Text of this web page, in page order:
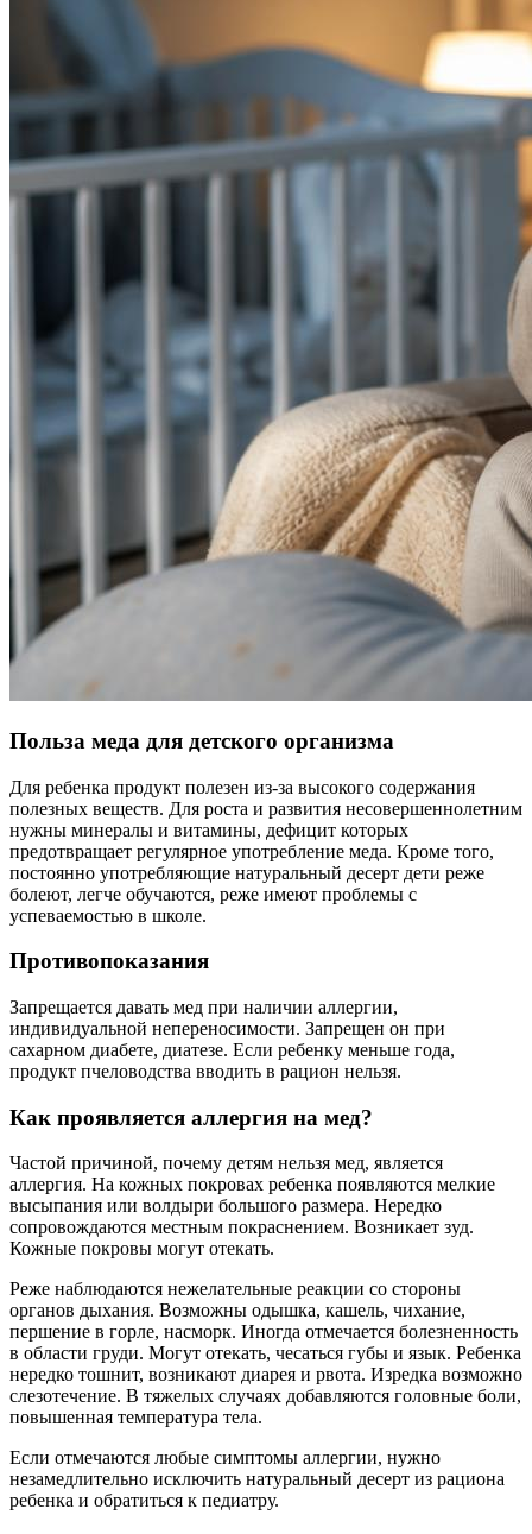
Польза меда для детского организма
Для ребенка продукт полезен из-за высокого содержания
полезных веществ. Для роста и развития несовершеннолетним
нужны минералы и витамины, дефицит которых
предотвращает регулярное употребление меда. Кроме того,
постоянно употребляющие натуральный десерт дети реже
болеют, легче обучаются, реже имеют проблемы с
успеваемостью в школе.
Противопоказания
Запрещается давать мед при наличии аллергии,
индивидуальной непереносимости. Запрещен он при
сахарном диабете, диатезе. Если ребенку меньше года,
продукт пчеловодства вводить в рацион нельзя.
Как проявляется аллергия на мед?
Частой причиной, почему детям нельзя мед, является
аллергия. На кожных покровах ребенка появляются мелкие
высыпания или волдыри большого размера. Нередко
сопровождаются местным покраснением. Возникает зуд.
Кожные покровы могут отекать.
Реже наблюдаются нежелательные реакции со стороны
органов дыхания. Возможны одышка, кашель, чихание,
першение в горле, насморк. Иногда отмечается болезненность
в области груди. Могут отекать, чесаться губы и язык. Ребенка
нередко тошнит, возникают диарея и рвота. Изредка возможно
слезотечение. В тяжелых случаях добавляются головные боли,
повышенная температура тела.
Если отмечаются любые симптомы аллергии, нужно
незамедлительно исключить натуральный десерт из рациона
ребенка и обратиться к педиатру.